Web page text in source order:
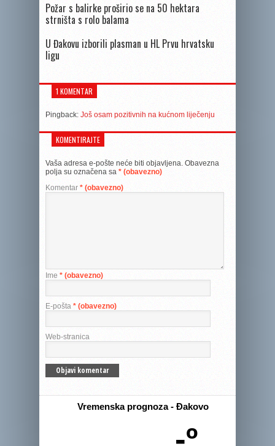
Požar s balirke proširio se na 50 hektara
strništa s rolo balama
U Đakovu izborili plasman u HL Prvu hrvatsku
ligu
1 KOMENTAR
Pingback: Još osam pozitivnih na kućnom liječenju
KOMENTIRAJTE
Vaša adresa e-pošte neće biti objavljena. Obavezna
polja su označena sa * (obavezno)
Komentar * (obavezno)
Ime * (obavezno)
E-pošta * (obavezno)
Web-stranica
Vremenska prognoza - Đakovo
-º